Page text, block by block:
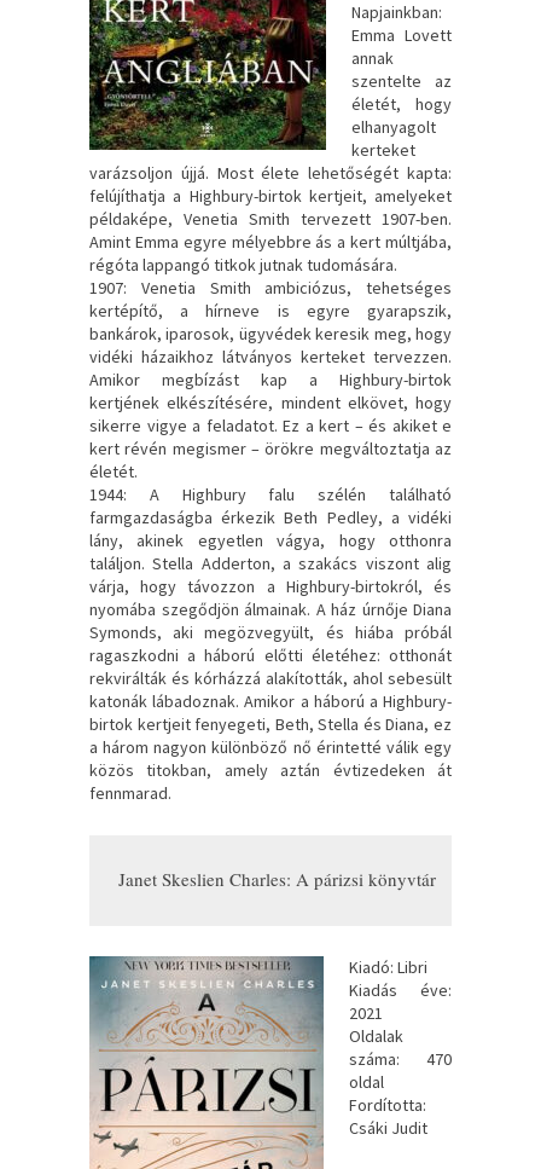
Napjainkban: ​
Emma Lovett
annak
szentelte az
életét, hogy
elhanyagolt
kerteket
varázsoljon újjá. Most élete lehetőségét kapta:
felújíthatja a Highbury-birtok kertjeit, amelyeket
példaképe, Venetia Smith tervezett 1907-ben.
Amint Emma egyre mélyebbre ás a kert múltjába,
régóta lappangó titkok jutnak tudomására.
1907: Venetia Smith ambiciózus, tehetséges
kertépítő, a hírneve is egyre gyarapszik,
bankárok, iparosok, ügyvédek keresik meg, hogy
vidéki házaikhoz látványos kerteket tervezzen.
Amikor megbízást kap a Highbury-birtok
kertjének elkészítésére, mindent elkövet, hogy
sikerre vigye a feladatot. Ez a kert – és akiket e
kert révén megismer – örökre megváltoztatja az
életét.
1944: A Highbury falu szélén található
farmgazdaságba érkezik Beth Pedley, a vidéki
lány, akinek egyetlen vágya, hogy otthonra
találjon. Stella Adderton, a szakács viszont alig
várja, hogy távozzon a Highbury-birtokról, és
nyomába szegődjön álmainak. A ház úrnője Diana
Symonds, aki megözvegyült, és hiába próbál
ragaszkodni a háború előtti életéhez: otthonát
rekvirálták és kórházzá alakították, ahol sebesült
katonák lábadoznak. Amikor a háború a Highbury-
birtok kertjeit fenyegeti, Beth, Stella és Diana, ez
a három nagyon különböző nő érintetté válik egy
közös titokban, amely aztán évtizedeken át
fennmarad.
Janet Skeslien Charles: A ​párizsi könyvtár
Kiadó: Libri
Kiadás éve:
2021
Oldalak
száma: 470
oldal
Fordította:
Csáki Judit